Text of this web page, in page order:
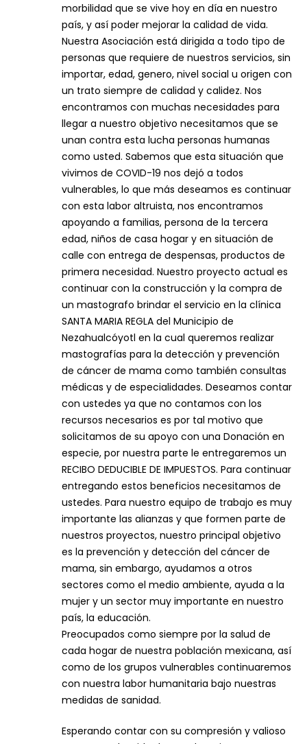
morbilidad que se vive hoy en día en nuestro
país, y así poder mejorar la calidad de vida.
Nuestra Asociación está dirigida a todo tipo de
personas que requiere de nuestros servicios, sin
importar, edad, genero, nivel social u origen con
un trato siempre de calidad y calidez. Nos
encontramos con muchas necesidades para
llegar a nuestro objetivo necesitamos que se
unan contra esta lucha personas humanas
como usted. Sabemos que esta situación que
vivimos de COVID-19 nos dejó a todos
vulnerables, lo que más deseamos es continuar
con esta labor altruista, nos encontramos
apoyando a familias, persona de la tercera
edad, niños de casa hogar y en situación de
calle con entrega de despensas, productos de
primera necesidad. Nuestro proyecto actual es
continuar con la construcción y la compra de
un mastografo brindar el servicio en la clínica
SANTA MARIA REGLA del Municipio de
Nezahualcóyotl en la cual queremos realizar
mastografías para la detección y prevención
de cáncer de mama como también consultas
médicas y de especialidades. Deseamos contar
con ustedes ya que no contamos con los
recursos necesarios es por tal motivo que
solicitamos de su apoyo con una Donación en
especie, por nuestra parte le entregaremos un
RECIBO DEDUCIBLE DE IMPUESTOS. Para continuar
entregando estos beneficios necesitamos de
ustedes. Para nuestro equipo de trabajo es muy
importante las alianzas y que formen parte de
nuestros proyectos, nuestro principal objetivo
es la prevención y detección del cáncer de
mama, sin embargo, ayudamos a otros
sectores como el medio ambiente, ayuda a la
mujer y un sector muy importante en nuestro
país, la educación.
Preocupados como siempre por la salud de
cada hogar de nuestra población mexicana, así
como de los grupos vulnerables continuaremos
con nuestra labor humanitaria bajo nuestras
medidas de sanidad.
Esperando contar con su compresión y valioso